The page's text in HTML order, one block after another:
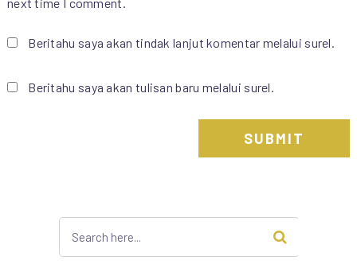
Beritahu saya akan tindak lanjut komentar melalui surel.
Beritahu saya akan tulisan baru melalui surel.